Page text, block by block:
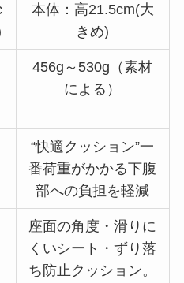
本体：高21.5cm(大
きめ)
456g～530g（素材
による）
“快適クッション”一
番荷重がかかる下腹
部への負担を軽減
座面の角度・滑りに
くいシート・ずり落
ち防止クッション。